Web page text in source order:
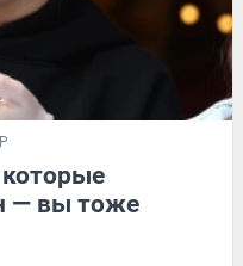
— вы тоже